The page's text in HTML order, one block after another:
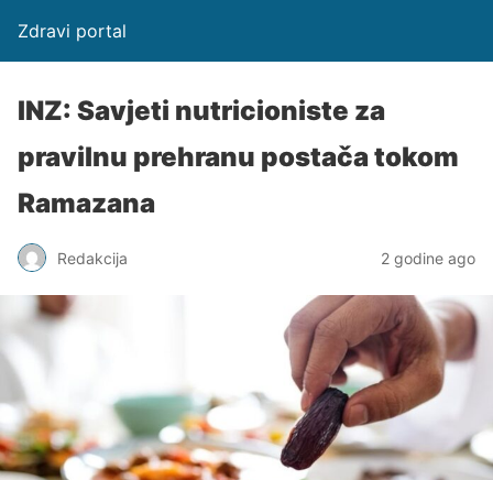
Zdravi portal
INZ: Savjeti nutricioniste za
pravilnu prehranu postača tokom
Ramazana
Redakcija 2 godine ago